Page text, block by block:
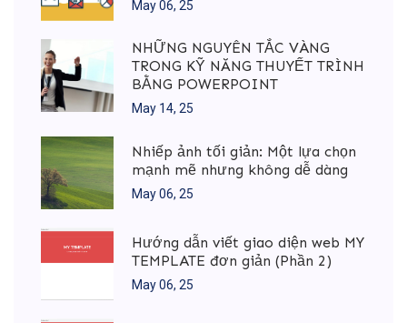
May 06, 25
NHỮNG NGUYÊN TẮC VÀNG
TRONG KỸ NĂNG THUYẾT TRÌNH
BẰNG POWERPOINT
May 14, 25
Nhiếp ảnh tối giản: Một lựa chọn
mạnh mẽ nhưng không dễ dàng
May 06, 25
Hướng dẫn viết giao diện web MY
TEMPLATE đơn giản (Phần 2)
May 06, 25